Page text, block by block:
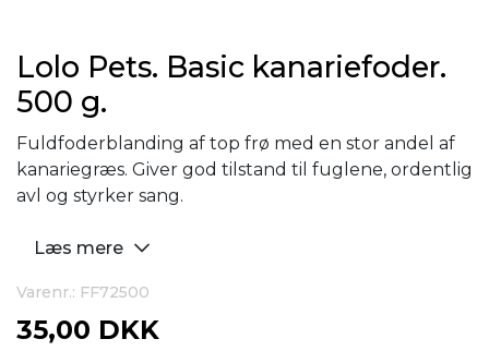
Lolo Pets. Basic kanariefoder.
500 g.
Fuldfoderblanding af top frø med en stor andel af
kanariegræs. Giver god tilstand til fuglene, ordentlig
avl og styrker sang.
Læs mere
Varenr.: FF72500
35,00 DKK